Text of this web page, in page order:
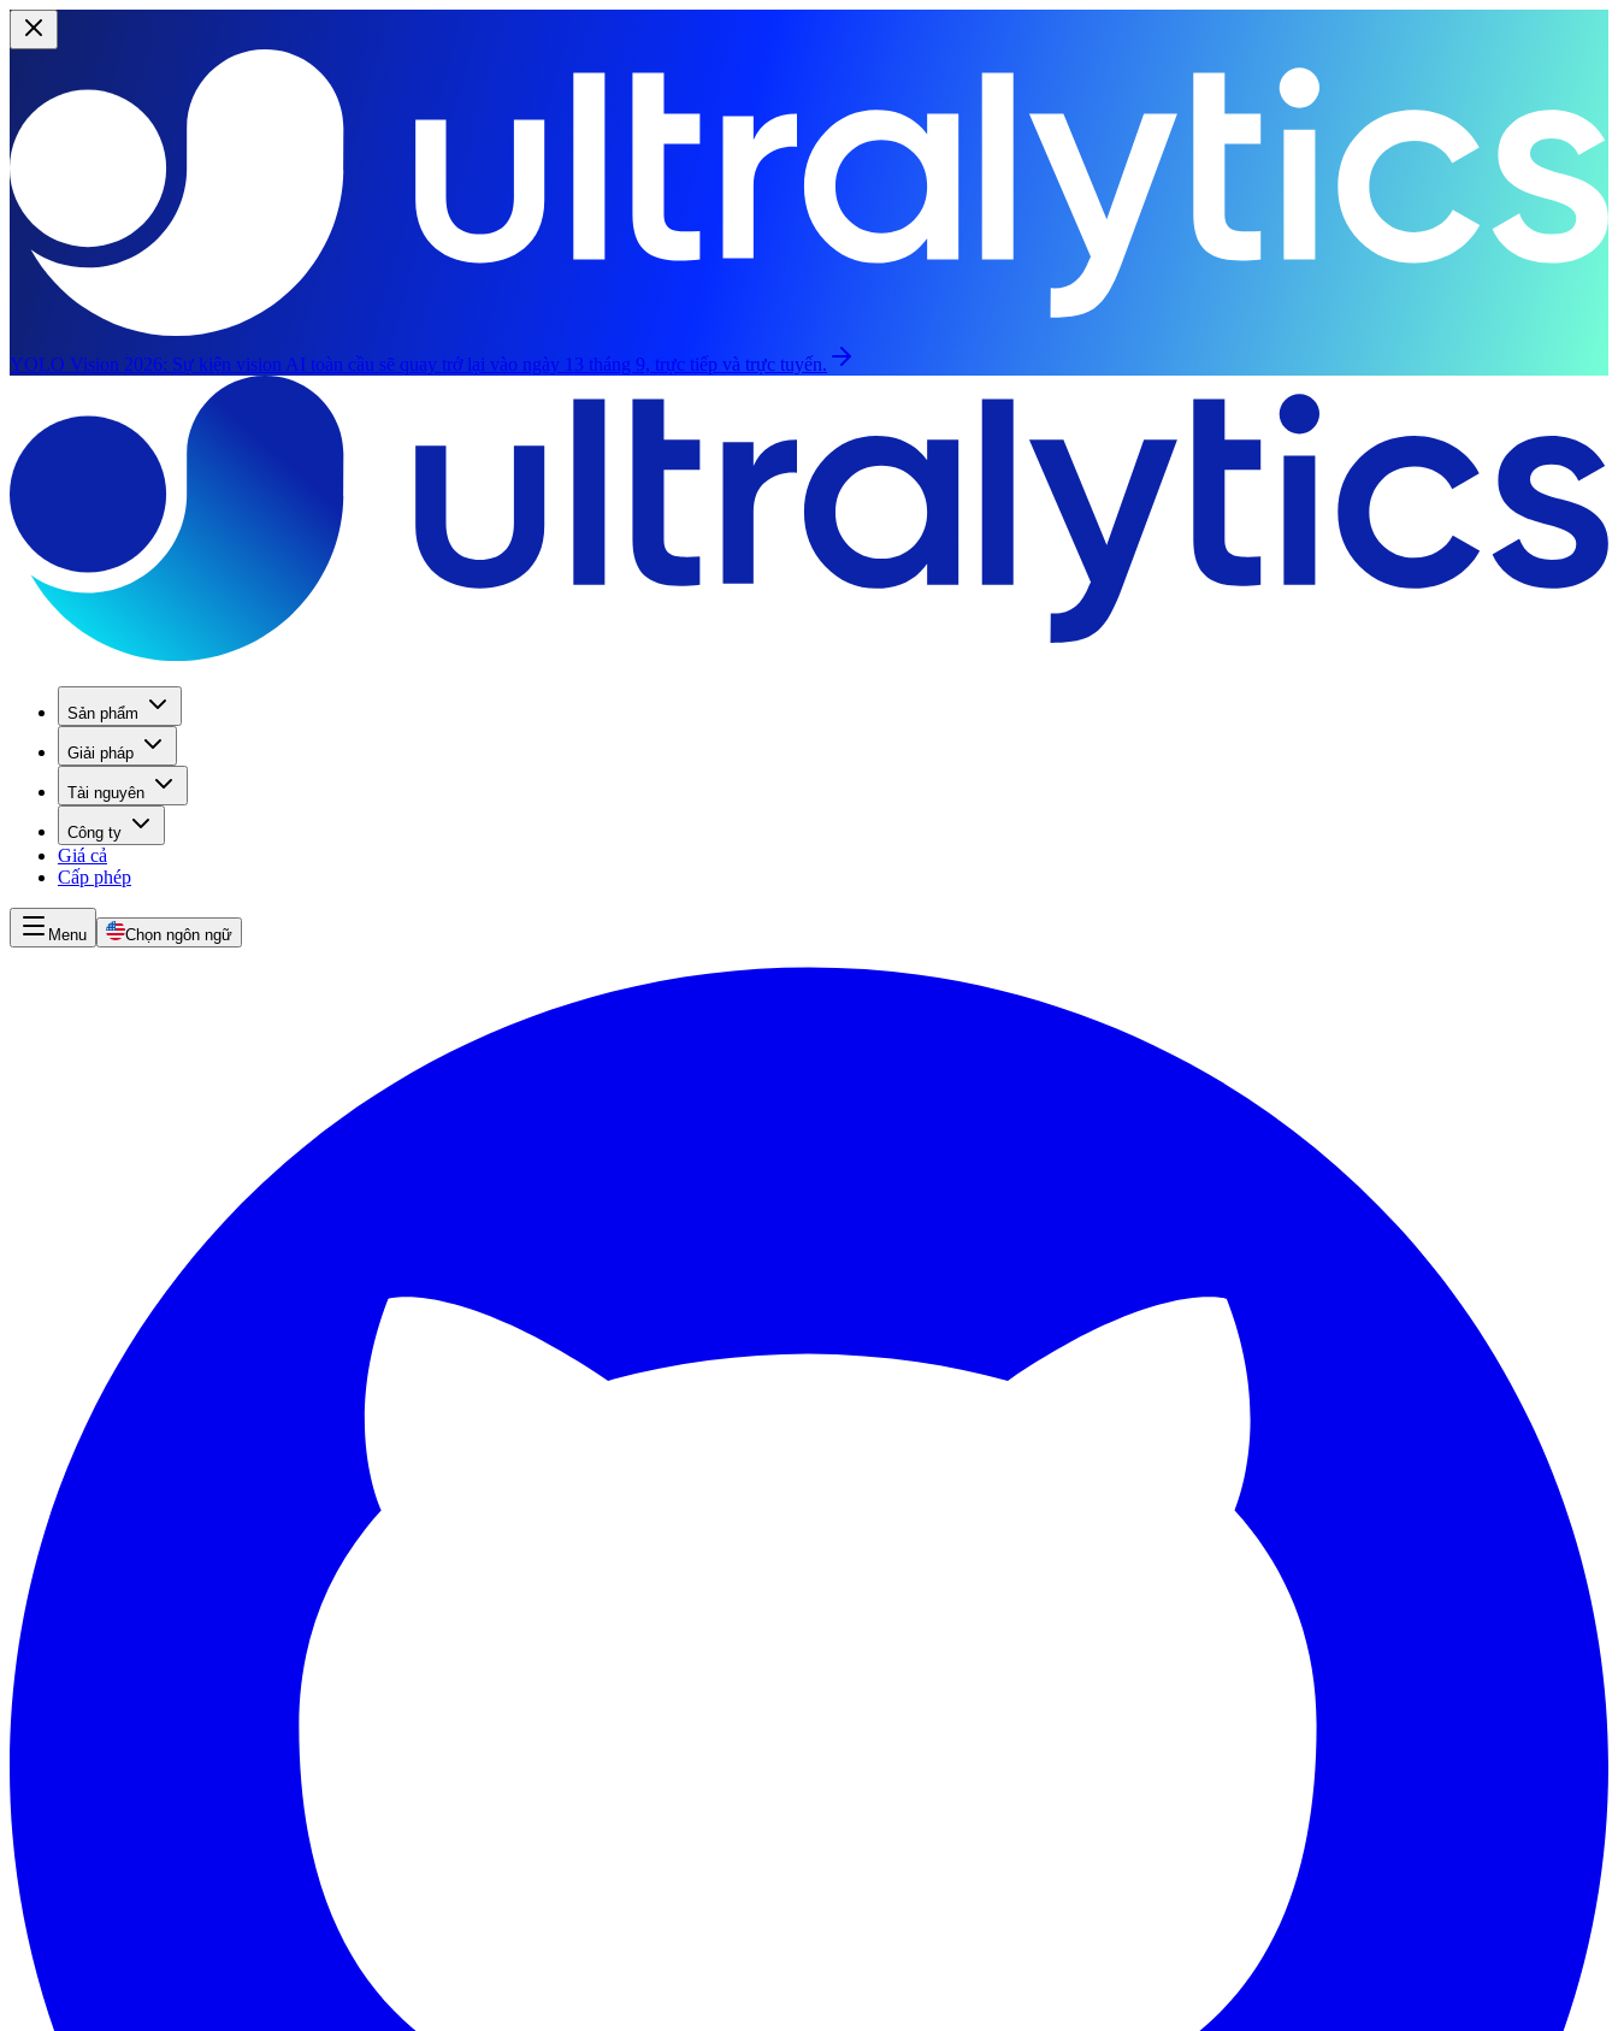
YOLO Vision 2026: Sự kiện vision AI toàn cầu sẽ quay trở lại vào ngày 13 tháng 9, trực tiếp và trực tuyến.
Sản phẩm
Giải pháp
Tài nguyên
Công ty
Giá cả
Cấp phép
Menu Chọn ngôn ngữ